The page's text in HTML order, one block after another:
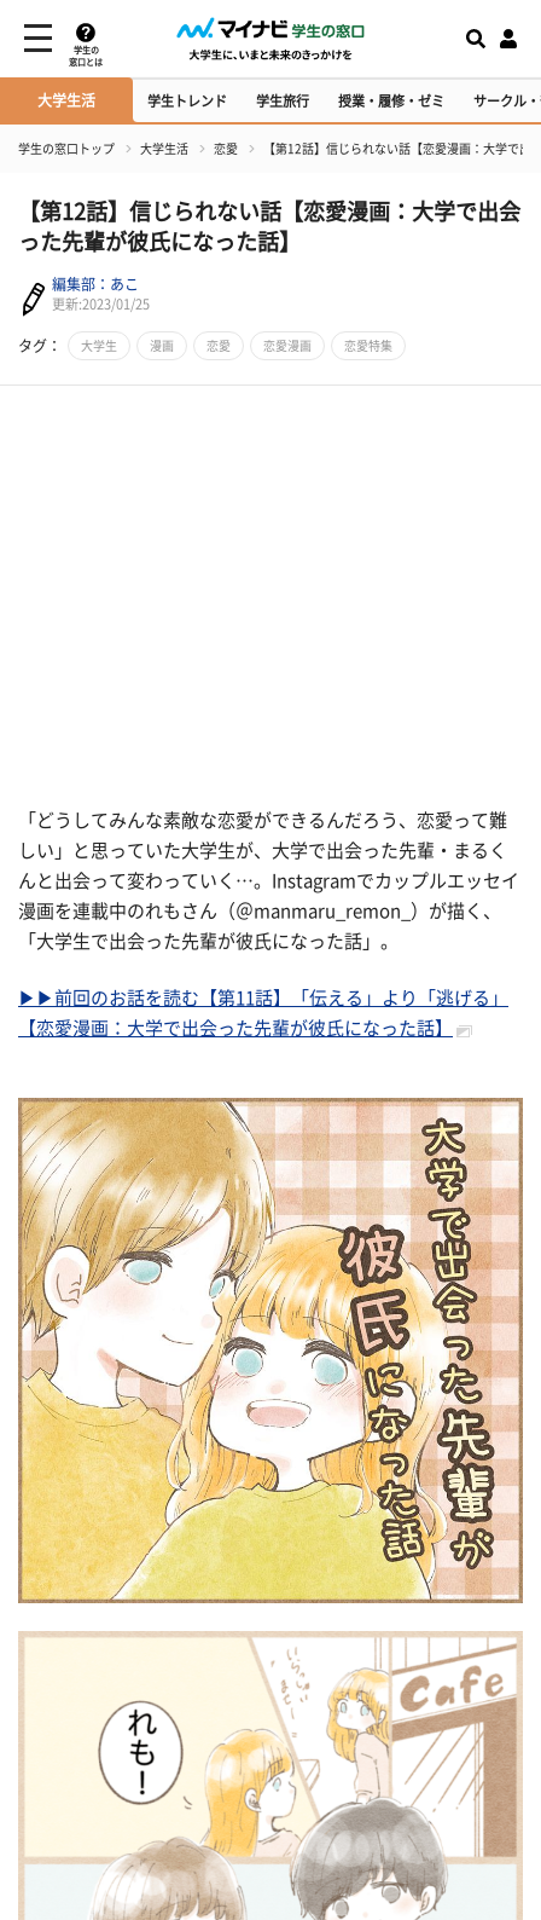
学生の
窓口とは
大学生活 学生トレンド 学生旅行 授業・履修・ゼミ サークル
学生の窓口トップ 大学生活 恋愛 【第12話】信じられない話【恋愛漫画：大学で出
【第12話】信じられない話【恋愛漫画：大学で出会
った先輩が彼氏になった話】
編集部：あこ
更新:2023/01/25
タグ： 大学生 漫画 恋愛 恋愛漫画 恋愛特集
「どうしてみんな素敵な恋愛ができるんだろう、恋愛って難
しい」と思っていた大学生が、大学で出会った先輩・まるく
んと出会って変わっていく…。Instagramでカップルエッセイ
漫画を連載中のれもさん（＠manmaru_remon_）が描く、
「大学生で出会った先輩が彼氏になった話」。
▶▶前回のお話を読む【第11話】「伝える」より「逃げる」
【恋愛漫画：大学で出会った先輩が彼氏になった話】